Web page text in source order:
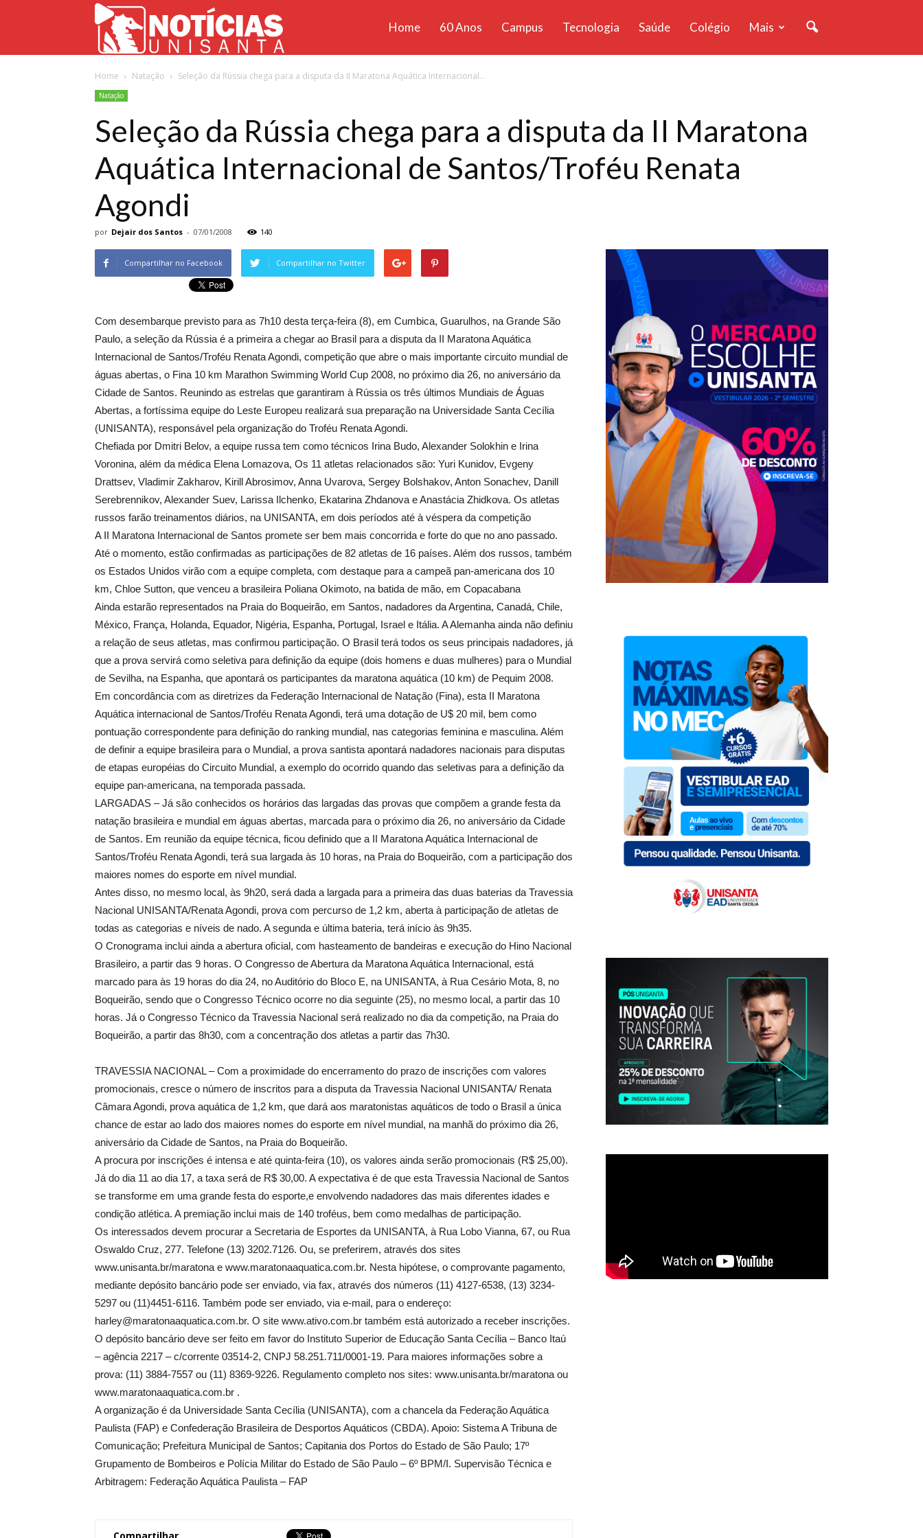
Unisanta
Home 60 Anos Campus Tecnologia Saúde Colégio Mais
Home Natação Seleção da Rússia chega para a disputa da II Maratona Aquática Internacional...
Natação
Seleção da Rússia chega para a disputa da II Maratona
Aquática Internacional de Santos/Troféu Renata
Agondi
por Dejair dos Santos - 07/01/2008 140
Compartilhar no Facebook Compartilhar no Twitter
Com desembarque previsto para as 7h10 desta terça-feira (8), em Cumbica, Guarulhos, na Grande São
Paulo, a seleção da Rússia é a primeira a chegar ao Brasil para a disputa da II Maratona Aquática
Internacional de Santos/Troféu Renata Agondi, competição que abre o mais importante circuito mundial de
águas abertas, o Fina 10 km Marathon Swimming World Cup 2008, no próximo dia 26, no aniversário da
Cidade de Santos. Reunindo as estrelas que garantiram à Rússia os três últimos Mundiais de Águas
Abertas, a fortíssima equipe do Leste Europeu realizará sua preparação na Universidade Santa Cecília
(UNISANTA), responsável pela organização do Troféu Renata Agondi.
Chefiada por Dmitri Belov, a equipe russa tem como técnicos Irina Budo, Alexander Solokhin e Irina
Voronina, além da médica Elena Lomazova, Os 11 atletas relacionados são: Yuri Kunidov, Evgeny
Drattsev, Vladimir Zakharov, Kirill Abrosimov, Anna Uvarova, Sergey Bolshakov, Anton Sonachev, Danill
Serebrennikov, Alexander Suev, Larissa Ilchenko, Ekatarina Zhdanova e Anastácia Zhidkova. Os atletas
russos farão treinamentos diários, na UNISANTA, em dois períodos até à véspera da competição
A II Maratona Internacional de Santos promete ser bem mais concorrida e forte do que no ano passado.
Até o momento, estão confirmadas as participações de 82 atletas de 16 países. Além dos russos, também
os Estados Unidos virão com a equipe completa, com destaque para a campeã pan-americana dos 10
km, Chloe Sutton, que venceu a brasileira Poliana Okimoto, na batida de mão, em Copacabana
Ainda estarão representados na Praia do Boqueirão, em Santos, nadadores da Argentina, Canadá, Chile,
México, França, Holanda, Equador, Nigéria, Espanha, Portugal, Israel e Itália. A Alemanha ainda não definiu
a relação de seus atletas, mas confirmou participação. O Brasil terá todos os seus principais nadadores, já
que a prova servirá como seletiva para definição da equipe (dois homens e duas mulheres) para o Mundial
de Sevilha, na Espanha, que apontará os participantes da maratona aquática (10 km) de Pequim 2008.
Em concordância com as diretrizes da Federação Internacional de Natação (Fina), esta II Maratona
Aquática internacional de Santos/Troféu Renata Agondi, terá uma dotação de U$ 20 mil, bem como
pontuação correspondente para definição do ranking mundial, nas categorias feminina e masculina. Além
de definir a equipe brasileira para o Mundial, a prova santista apontará nadadores nacionais para disputas
de etapas européias do Circuito Mundial, a exemplo do ocorrido quando das seletivas para a definição da
equipe pan-americana, na temporada passada.
LARGADAS – Já são conhecidos os horários das largadas das provas que compõem a grande festa da
natação brasileira e mundial em águas abertas, marcada para o próximo dia 26, no aniversário da Cidade
de Santos. Em reunião da equipe técnica, ficou definido que a II Maratona Aquática Internacional de
Santos/Troféu Renata Agondi, terá sua largada às 10 horas, na Praia do Boqueirão, com a participação dos
maiores nomes do esporte em nível mundial.
Antes disso, no mesmo local, às 9h20, será dada a largada para a primeira das duas baterias da Travessia
Nacional UNISANTA/Renata Agondi, prova com percurso de 1,2 km, aberta à participação de atletas de
todas as categorias e níveis de nado. A segunda e última bateria, terá início às 9h35.
O Cronograma inclui ainda a abertura oficial, com hasteamento de bandeiras e execução do Hino Nacional
Brasileiro, a partir das 9 horas. O Congresso de Abertura da Maratona Aquática Internacional, está
marcado para às 19 horas do dia 24, no Auditório do Bloco E, na UNISANTA, à Rua Cesário Mota, 8, no
Boqueirão, sendo que o Congresso Técnico ocorre no dia seguinte (25), no mesmo local, a partir das 10
horas. Já o Congresso Técnico da Travessia Nacional será realizado no dia da competição, na Praia do
Boqueirão, a partir das 8h30, com a concentração dos atletas a partir das 7h30.
TRAVESSIA NACIONAL – Com a proximidade do encerramento do prazo de inscrições com valores
promocionais, cresce o número de inscritos para a disputa da Travessia Nacional UNISANTA/ Renata
Câmara Agondi, prova aquática de 1,2 km, que dará aos maratonistas aquáticos de todo o Brasil a única
chance de estar ao lado dos maiores nomes do esporte em nível mundial, na manhã do próximo dia 26,
aniversário da Cidade de Santos, na Praia do Boqueirão.
A procura por inscrições é intensa e até quinta-feira (10), os valores ainda serão promocionais (R$ 25,00).
Já do dia 11 ao dia 17, a taxa será de R$ 30,00. A expectativa é de que esta Travessia Nacional de Santos
se transforme em uma grande festa do esporte,e envolvendo nadadores das mais diferentes idades e
condição atlética. A premiação inclui mais de 140 troféus, bem como medalhas de participação.
Os interessados devem procurar a Secretaria de Esportes da UNISANTA, à Rua Lobo Vianna, 67, ou Rua
Oswaldo Cruz, 277. Telefone (13) 3202.7126. Ou, se preferirem, através dos sites
www.unisanta.br/maratona e www.maratonaaquatica.com.br. Nesta hipótese, o comprovante pagamento,
mediante depósito bancário pode ser enviado, via fax, através dos números (11) 4127-6538, (13) 3234-
5297 ou (11)4451-6116. Também pode ser enviado, via e-mail, para o endereço:
harley@maratonaaquatica.com.br. O site www.ativo.com.br também está autorizado a receber inscrições.
O depósito bancário deve ser feito em favor do Instituto Superior de Educação Santa Cecília – Banco Itaú
– agência 2217 – c/corrente 03514-2, CNPJ 58.251.711/0001-19. Para maiores informações sobre a
prova: (11) 3884-7557 ou (11) 8369-9226. Regulamento completo nos sites: www.unisanta.br/maratona ou
www.maratonaaquatica.com.br .
A organização é da Universidade Santa Cecília (UNISANTA), com a chancela da Federação Aquática
Paulista (FAP) e Confederação Brasileira de Desportos Aquáticos (CBDA). Apoio: Sistema A Tribuna de
Comunicação; Prefeitura Municipal de Santos; Capitania dos Portos do Estado de São Paulo; 17º
Grupamento de Bombeiros e Polícia Militar do Estado de São Paulo – 6º BPM/I. Supervisão Técnica e
Arbitragem: Federação Aquática Paulista – FAP